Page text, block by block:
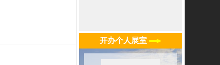
开办个人展室